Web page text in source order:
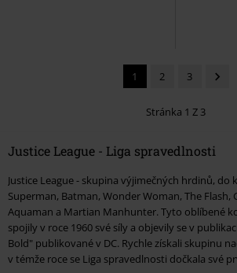
1 2 3
Stránka 1 Z 3
Justice League - Liga spravedlnosti
Justice League - skupina výjimečných hrdinů,
Superman, Batman, Wonder Woman, The Flash,
Aquaman a Martian Manhunter. Tyto oblíbené
spojily v roce 1960 své síly a objevily se v
Bold" publikované v DC. Rychle získali skupinu
v témže roce se Liga spravedlnosti dočkala své